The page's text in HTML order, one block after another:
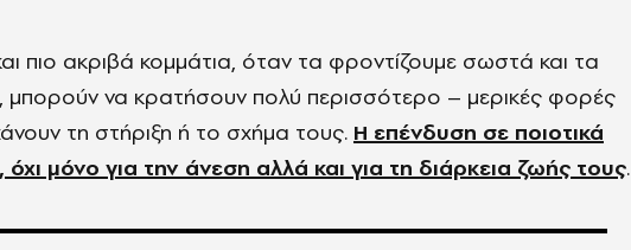
πιο ακριβά κομμάτια, όταν τα φροντίζουμε σωστά και τα
μπορούν να κρατήσουν πολύ περισσότερο – μερικές φορές
τη στήριξη ή το σχήμα τους. Η επένδυση σε ποιοτικά
όχι μόνο για την άνεση αλλά και για τη διάρκεια ζωής τους.